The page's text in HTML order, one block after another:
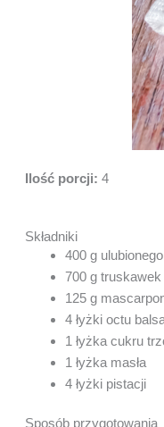
Ilość porcji: 4
Składniki
400 g
700 g truskawek
125 g
4 łyżki octu
1 łyżka cukru
1 łyżka masła
4 łyżki pistacji
Sposób przygotowania